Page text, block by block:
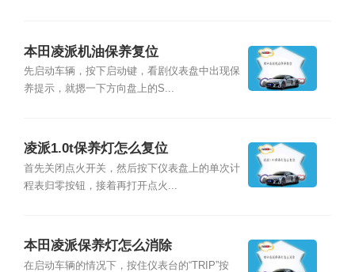
本田凌派机油保养复位
先启动车辆，按下启动键，看剧仪表盘中出现保
养提示，就摁一下方向盘上的S...
凌派1.0t保养灯怎么复位
首先关闭点火开关，然后按下仪表盘上的单次计
程表归零按钮，接着再打开点火...
本田凌派保养灯怎么消除
在启动车辆的情况下，按住仪表台的“TRIP”按